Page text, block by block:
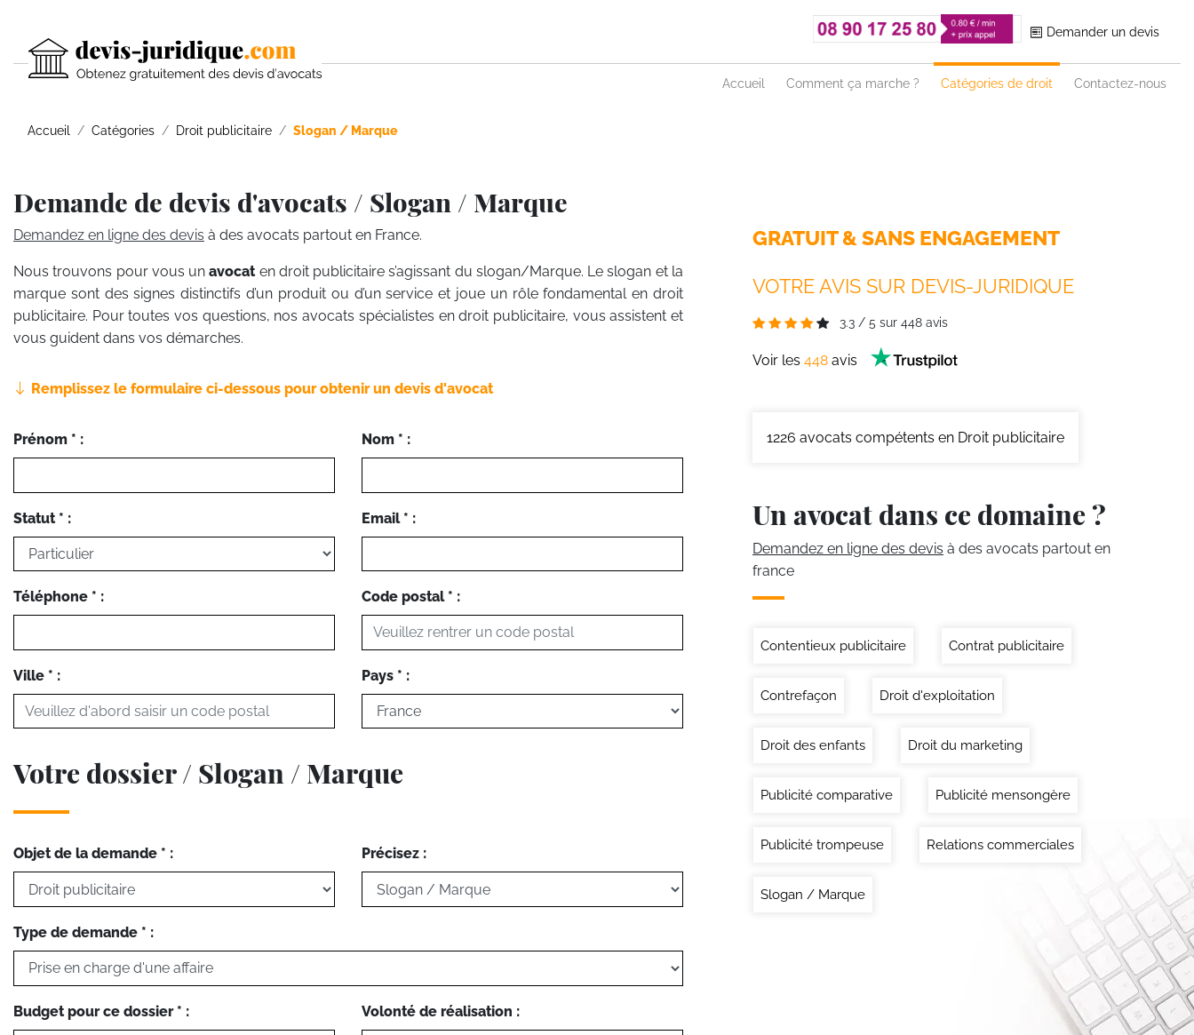
Demander un devis
Accueil Comment ça marche ? Catégories de droit Contactez-nous
Accueil Catégories Droit publicitaire Slogan / Marque
Demande de devis d'avocats / Slogan / Marque
Demandez en ligne des devis à des avocats partout en France.
Nous trouvons pour vous unavocat en droit publicitaire s’agissant du slogan/Marque. Le slogan et la
marque sont des signes distinctifs d’un produit ou d’un service et joue un rôle fondamental en droit
publicitaire. Pour toutes vos questions, nos avocats spécialistes en droit publicitaire, vous assistent et
vous guident dans vos démarches.
Remplissez le formulaire ci-dessous pour obtenir un devis d'avocat
Prénom * : Nom * :
Statut * : Email * :
Téléphone * : Code postal * :
Ville * : Pays * :
Votre dossier / Slogan / Marque
Objet de la demande * : Précisez :
Type de demande * :
Budget pour ce dossier * : Volonté de réalisation :
GRATUIT & SANS ENGAGEMENT
VOTRE AVIS SUR DEVIS-JURIDIQUE
3.3 / 5 sur 448 avis
Voir les 448 avis
1226 avocats compétents en Droit publicitaire
Un avocat dans ce domaine ?
Demandez en ligne des devis à des avocats partout en
france
Contentieux publicitaire Contrat publicitaire
Contrefaçon Droit d'exploitation
Droit des enfants Droit du marketing
Publicité comparative Publicité mensongère
Publicité trompeuse Relations commerciales
Slogan / Marque